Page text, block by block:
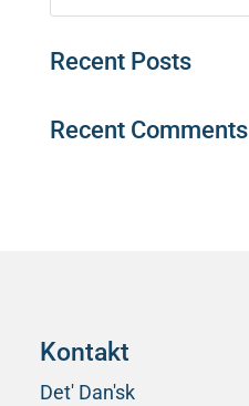
Recent Posts
Recent Comments
Kontakt
Det' Dan'sk